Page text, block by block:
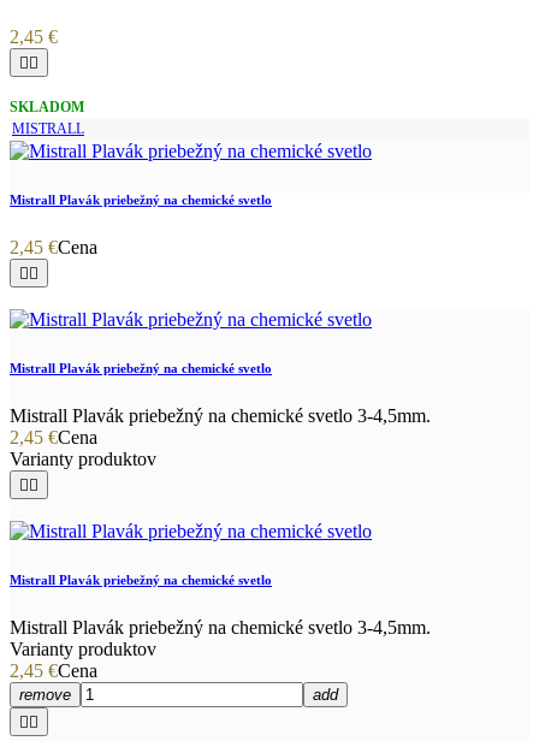
2,45 €
 
SKLADOM
MISTRALL
Mistrall Plavák priebežný na chemické svetlo
2,45 €Cena
 
Mistrall Plavák priebežný na chemické svetlo
Mistrall Plavák priebežný na chemické svetlo 3-4,5mm.
2,45 €Cena
Varianty produktov
 
Mistrall Plavák priebežný na chemické svetlo
Mistrall Plavák priebežný na chemické svetlo 3-4,5mm.
Varianty produktov
2,45 €Cena
remove
add
 